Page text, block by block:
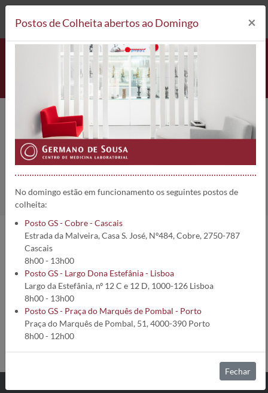
212 693 530* Postos de Colheita
Precipitinas Aspergillus | 866
Home Análises
Informações da análise:
Código da análise:866
Tempo de execução:18 Dias úteis
Método:Imunodifusão Ouchterlony
Preparação de colheita:Lipémia e hemólise interferem na
determinação.
Condições de Colheita:
Postos de Colheita abertos ao Domingo ×
No domingo estão em funcionamento os seguintes postos de
colheita:
Posto GS - Cobre - Cascais
Estrada da Malveira, Casa S. José, Nº484, Cobre, 2750-787
Cascais
8h00 - 13h00
Posto GS - Largo Dona Estefânia - Lisboa
Largo da Estefânia, nº 12 C e 12 D, 1000-126 Lisboa
8h00 - 13h00
Posto GS - Praça do Marquês de Pombal - Porto
Praça do Marquês de Pombal, 51, 4000-390 Porto
8h00 - 12h00
Fechar